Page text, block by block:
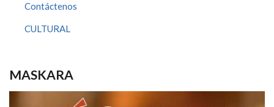
Contáctenos
CULTURAL
MASKARA